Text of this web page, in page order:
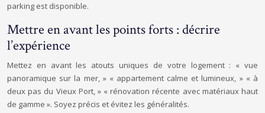
parking est disponible.
Mettre en avant les points forts : décrire
l’expérience
Mettez en avant les atouts uniques de votre logement : « vue
panoramique sur la mer, » « appartement calme et lumineux, » « à
deux pas du Vieux Port, » « rénovation récente avec matériaux haut
de gamme ». Soyez précis et évitez les généralités.